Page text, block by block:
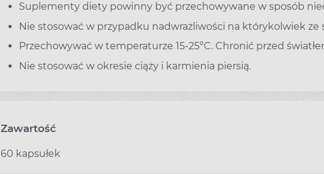
Suplementy diety powinny być przechowywane w sposób
Nie stosować w przypadku nadwrażliwości na którykolwiek ze
Przechowywać w temperaturze 15-25°C. Chronić przed
Nie stosować w okresie ciąży i karmienia piersią.
Zawartość
60 kapsułek